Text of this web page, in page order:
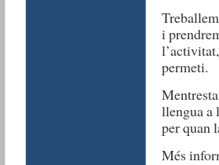
i
permeti.
llengua a
per quan
Més